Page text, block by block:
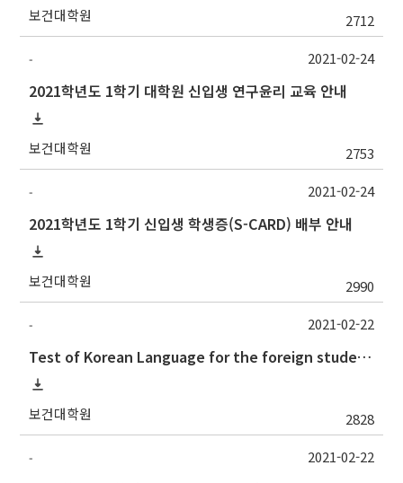
보건대학원 2712
-
2021학년도 1학기 대학원 신입생 연구윤리 교육 안내
보건대학원 2753
2021-02-24
-
2021학년도 1학기 신입생 학생증(S-CARD) 배부 안내
보건대학원 2990
2021-02-24
-
Test of Korean Language for the foreign students(the 1st semester, 2021)
보건대학원 2828
2021-02-22
- 2021-02-22